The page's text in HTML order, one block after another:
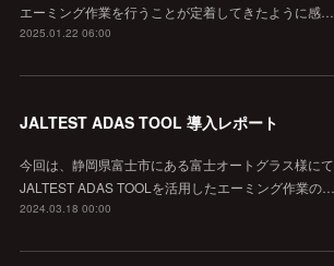
エーミング作業を行うことが定着してきたように感…
2025.01.22 06:00
JALTEST ADAS TOOL 導入レポート
今回は、静岡県富士市にある富士オートグラス様にて
JALTEST ADAS TOOLを活用したエーミング作業の…
2024.03.18 00:00